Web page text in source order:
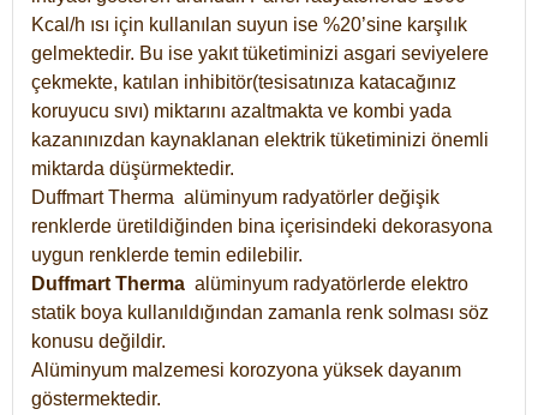
Kcal/h ısı için kullanılan suyun ise %20’sine karşılık
gelmektedir. Bu ise yakıt tüketiminizi asgari seviyelere
çekmekte, katılan inhibitör(tesisatınıza katacağınız
koruyucu sıvı) miktarını azaltmakta ve kombi yada
kazanınızdan kaynaklanan elektrik tüketiminizi önemli
miktarda düşürmektedir.
Duffmart Therma alüminyum radyatörler değişik
renklerde üretildiğinden bina içerisindeki dekorasyona
uygun renklerde temin edilebilir.
Duffmart Therma alüminyum radyatörlerde elektro
statik boya kullanıldığından zamanla renk solması söz
konusu değildir.
Alüminyum malzemesi korozyona yüksek dayanım
göstermektedir.